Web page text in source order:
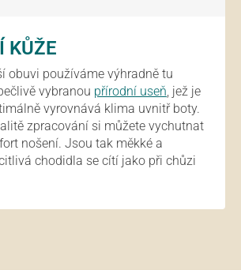
KŮŽE
obuvi používáme výhradně tu
vybranou přírodní useň , jež je
vyrovnává klima uvnitř boty.
zpracování si můžete vychutnat
nošení. Jsou tak měkké a
chodidla se cítí jako při chůzi